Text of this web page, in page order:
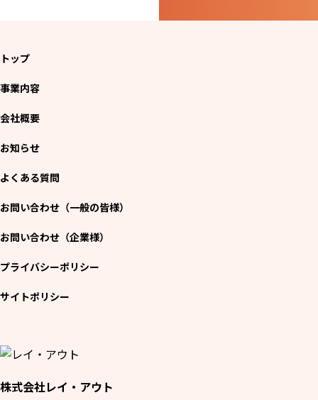
株式会社レイ・アウト
トップ
事業内容
会社概要
お知らせ
よくある質問
お問い合わせ（一般の皆様）
お問い合わせ（企業様）
プライバシーポリシー
サイトポリシー